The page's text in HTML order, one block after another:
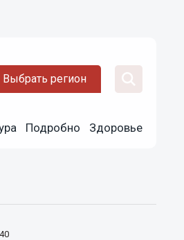
Выбрать регион
Подробно Здоровье